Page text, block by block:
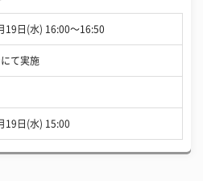
19日(水) 16:00〜16:50
て実施
19日(水) 15:00